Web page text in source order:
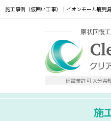
施工事例（仮囲い工事）｜イオンモール鹿児
原状回復
建設業許可 大分県
施